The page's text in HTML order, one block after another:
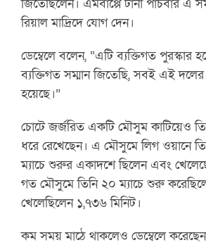
জিতেছিলেন। এমবাপ্পে টানা পাঁচবার এ
রিয়াল মাদ্রিদে যোগ দেন।
ডেম্বেলে বলেন, “এটি ব্যক্তিগত
ব্যক্তিগত সম্মান জিতেছি, সবই এই
হয়েছে।”
চোটে জর্জরিত একটি মৌসুম কাটিয়েও
ধরে রেখেছেন। এ মৌসুমে লিগ ওয়ানে
ম্যাচে শুরুর একাদশে ছিলেন এবং
গত মৌসুমে তিনি ২০ ম্যাচে শুরু
খেলেছিলেন ১,৭৩৬ মিনিট।
কম সময় মাঠে থাকলেও ডেম্বেলে